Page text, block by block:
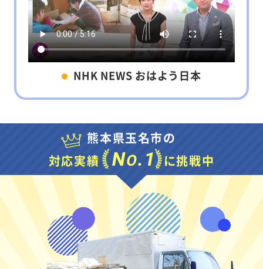
NHK NEWS おはよう日本
熊本県玉名市の
対応実績
NO.1 に挑戦中